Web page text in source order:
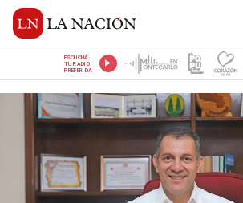
ESCUCHÁ
TU RADIO
PREFERIDA